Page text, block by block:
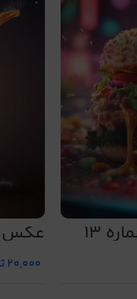
13 عکس
20,000